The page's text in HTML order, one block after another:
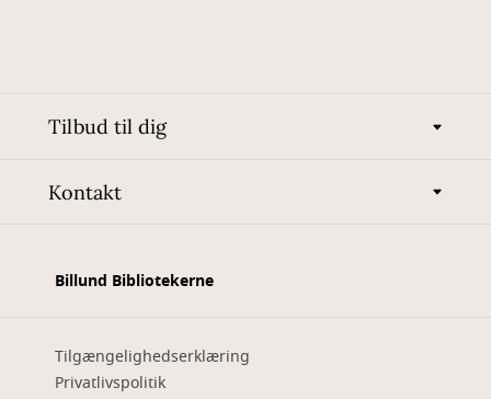
Tilbud til dig
Kontakt
Billund Bibliotekerne
Tilgængelighedserklæring
Privatlivspolitik